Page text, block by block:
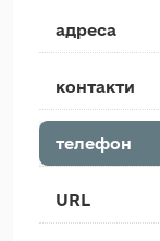
адреса
контакти
телефон
URL